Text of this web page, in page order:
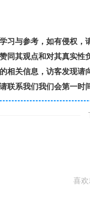
习与参考，如有侵权，
同其观点和对其真实性
相关信息，访客发现请
联系我们我们会第一时
喜